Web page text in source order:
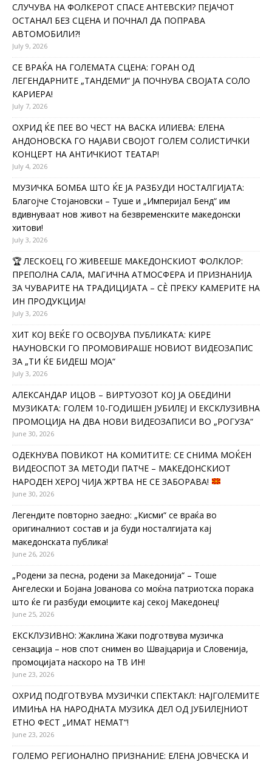
СЛУЧУВА НА ФОЛКЕРОТ СПАСЕ АНТЕВСКИ? ПЕЈАЧОТ
ОСТАНАЛ БЕЗ СЦЕНА И ПОЧНАЛ ДА ПОПРАВА
АВТОМОБИЛИ?!
July 9, 2026
СЕ ВРАЌА НА ГОЛЕМАТА СЦЕНА: ГОРАН ОД
ЛЕГЕНДАРНИТЕ „ТАНДЕМИ“ ЈА ПОЧНУВА СВОЈАТА СОЛО
КАРИЕРА!
July 7, 2026
ОХРИД ЌЕ ПЕЕ ВО ЧЕСТ НА ВАСКА ИЛИЕВА: ЕЛЕНА
АНДОНОВСКА ГО НАЈАВИ СВОЈОТ ГОЛЕМ СОЛИСТИЧКИ
КОНЦЕРТ НА АНТИЧКИОТ ТЕАТАР!
July 4, 2026
МУЗИЧКА БОМБА ШТО ЌЕ ЈА РАЗБУДИ НОСТАЛГИЈАТА:
Благојче Стојановски – Туше и „Империјал Бенд“ им
вдивнуваат нов живот на безвременските македонски
хитови!
July 3, 2026
🏆 ЛЕСКОЕЦ ГО ЖИВЕЕШЕ МАКЕДОНСКИОТ ФОЛКЛОР:
ПРЕПОЛНА САЛА, МАГИЧНА АТМОСФЕРА И ПРИЗНАНИЈА
ЗА ЧУВАРИТЕ НА ТРАДИЦИЈАТА – СÈ ПРЕКУ КАМЕРИТЕ НА
ИН ПРОДУКЦИЈА!
July 3, 2026
ХИТ КОЈ ВЕЌЕ ГО ОСВОЈУВА ПУБЛИКАТА: КИРЕ
НАУНОВСКИ ГО ПРОМОВИРАШЕ НОВИОТ ВИДЕОЗАПИС
ЗА „ТИ ЌЕ БИДЕШ МОЈА“
July 3, 2026
АЛЕКСАНДАР ИЦОВ – ВИРТУОЗОТ КОЈ ЈА ОБЕДИНИ
МУЗИКАТА: ГОЛЕМ 10-ГОДИШЕН ЈУБИЛЕЈ И ЕКСКЛУЗИВНА
ПРОМОЦИЈА НА ДВА НОВИ ВИДЕОЗАПИСИ ВО „РОГУЗА“
June 30, 2026
ОДЕКНУВА ПОВИКОТ НА КОМИТИТЕ: СЕ СНИМА МОЌЕН
ВИДЕОСПОТ ЗА МЕТОДИ ПАТЧЕ – МАКЕДОНСКИОТ
НАРОДЕН ХЕРОЈ ЧИЈА ЖРТВА НЕ СЕ ЗАБОРАВА!
June 30, 2026
Легендите повторно заедно: „Кисми“ се враќа во
оригиналниот состав и ја буди носталгијата кај
македонската публика!
June 26, 2026
„Родени за песна, родени за Македонија“ – Тоше
Ангелески и Бојана Јованова со моќна патриотска порака
што ќе ги разбуди емоциите кај секој Македонец!
June 25, 2026
ЕКСКЛУЗИВНО: Жаклина Жаки подготвува музичка
сензација – нов спот снимен во Швајцарија и Словенија,
промоцијата наскоро на ТВ ИН!
June 23, 2026
ОХРИД ПОДГОТВУВА МУЗИЧКИ СПЕКТАКЛ: НАЈГОЛЕМИТЕ
ИМИЊА НА НАРОДНАТА МУЗИКА ДЕЛ ОД ЈУБИЛЕЈНИОТ
ЕТНО ФЕСТ „ИМАТ НЕМАТ“!
June 23, 2026
ГОЛЕМО РЕГИОНАЛНО ПРИЗНАНИЕ: ЕЛЕНА ЈОВЧЕСКА И